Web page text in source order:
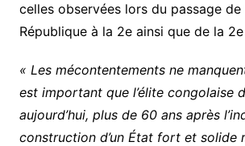
celles observées lors du passage de
République à la 2e ainsi que de la
« Les mécontentements ne
est important que l’élite congolaise
aujourd’hui, plus de 60 ans après
construction d’un État fort et solide